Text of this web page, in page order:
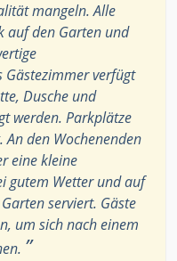
mangeln. Alle
auf den Garten und
Gästezimmer verfügt
Dusche und
werden. Parkplätze
den Wochenenden
eine kleine
gutem Wetter und auf
serviert. Gäste
um sich nach einem
”